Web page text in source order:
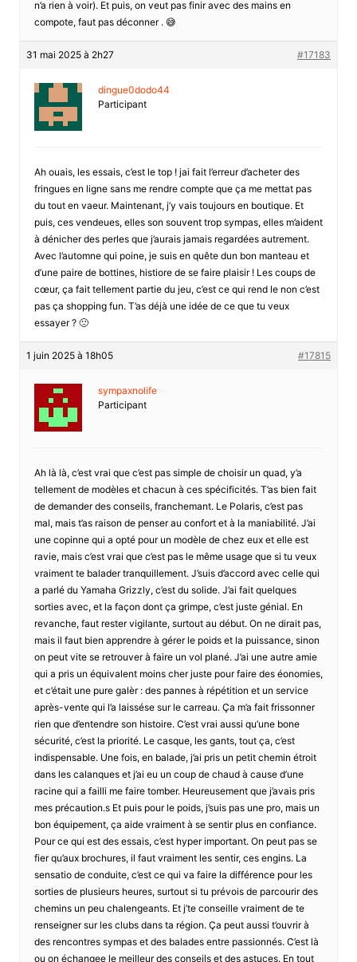
n’a rien à voir). Et puis, on veut pas finir avec des mains en
compote, faut pas déconner . 😅
31 mai 2025 à 2h27 #17183
dingue0dodo44
Participant
Ah ouais, les essais, c’est le top ! jai fait l’erreur d’acheter des
fringues en ligne sans me rendre compte que ça me mettat pas
du tout en vaeur. Maintenant, j’y vais toujours en boutique. Et
puis, ces vendeues, elles son souvent trop sympas, elles m’aident
à dénicher des perles que j’aurais jamais regardées autrement.
Avec l’automne qui poine, je suis en quête dun bon manteau et
d’une paire de bottines, histiore de se faire plaisir ! Les coups de
cœur, ça fait tellement partie du jeu, c’est ce qui rend le non c’est
pas ça shopping fun. T’as déjà une idée de ce que tu veux
essayer ? 🙁
1 juin 2025 à 18h05 #17815
sympaxnolife
Participant
Ah là là, c’est vrai que c’est pas simple de choisir un quad, y’a
tellement de modèles et chacun à ces spécificités. T’as bien fait
de demander des conseils, franchemant. Le Polaris, c’est pas
mal, mais t’as raison de penser au confort et à la maniabilité. J’ai
une copinne qui a opté pour un modèle de chez eux et elle est
ravie, mais c’est vrai que c’est pas le même usage que si tu veux
vraiment te balader tranquillement. J’suis d’accord avec celle qui
a parlé du Yamaha Grizzly, c’est du solide. J’ai fait quelques
sorties avec, et la façon dont ça grimpe, c’est juste génial. En
revanche, faut rester vigilante, surtout au début. On ne dirait pas,
mais il faut bien apprendre à gérer le poids et la puissance, sinon
on peut vite se retrouver à faire un vol plané. J’ai une autre amie
qui a pris un équivalent moins cher juste pour faire des éonomies,
et c’était une pure galèr : des pannes à répétition et un service
après-vente qui l’a laissése sur le carreau. Ça m’a fait frissonner
rien que d’entendre son histoire. C’est vrai aussi qu’une bone
sécurité, c’est la priorité. Le casque, les gants, tout ça, c’est
indispensable. Une fois, en balade, j’ai pris un petit chemin étroit
dans les calanques et j’ai eu un coup de chaud à cause d’une
racine qui a failli me faire tomber. Heureusement que j’avais pris
mes précaution.s Et puis pour le poids, j’suis pas une pro, mais un
bon équipement, ça aide vraiment à se sentir plus en confiance.
Pour ce qui est des essais, c’est hyper important. On peut pas se
fier qu’aux brochures, il faut vraiment les sentir, ces engins. La
sensatio de conduite, c’est ce qui va faire la différence pour les
sorties de plusieurs heures, surtout si tu prévois de parcourir des
chemins un peu chalengeants. Et j’te conseille vraiment de te
renseigner sur les clubs dans ta région. Ça peut aussi t’ouvrir à
des rencontres sympas et des balades entre passionnés. C’est là
ou on échangee le meilleur des conseils et des astuces. En tout